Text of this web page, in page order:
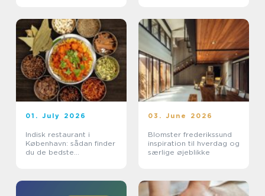
01. July 2026
Indisk restaurant i
København: sådan finder
du de bedste
03. June 2026
Blomster frederikssund
inspiration til hverdag og
særlige øjeblikke